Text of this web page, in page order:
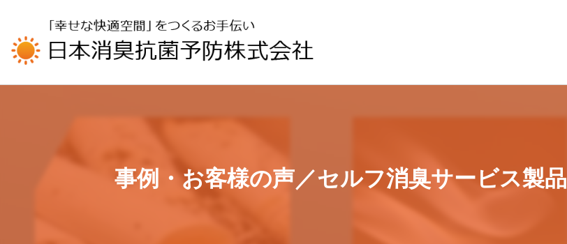
事例・お客様の声／セルフ消臭サービス製品